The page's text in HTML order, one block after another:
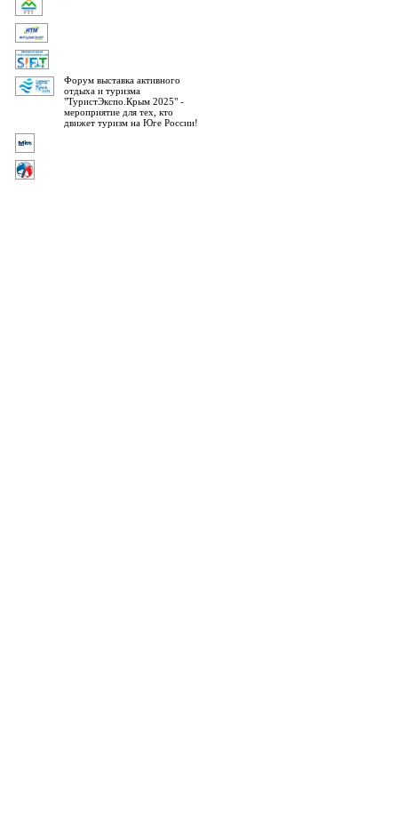
Форум выставка активного
отдыха и туризма
"ТуристЭкспо.Крым 2025" -
мероприятие для тех, кто
движет туризм на Юге России!